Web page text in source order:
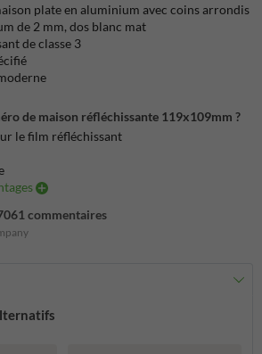
plate en aluminium avec coins arrondis
de 2 mm, dos blanc mat
de classe 3
de maison réfléchissante 119x109mm ?
le film réfléchissant
commentaires